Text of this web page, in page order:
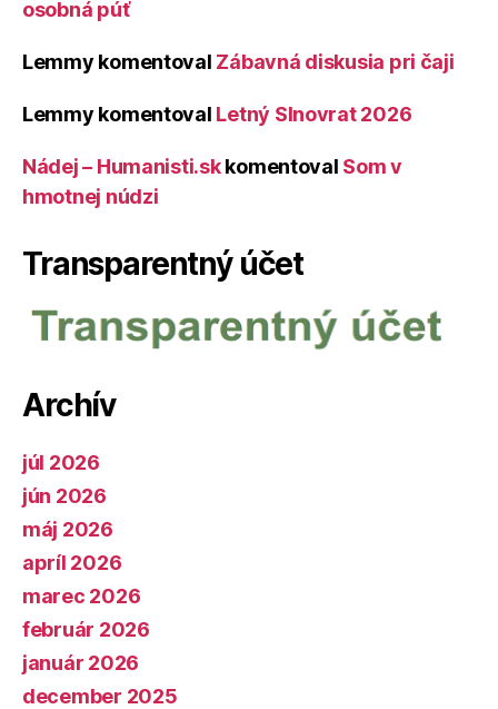
osobná púť
Lemmy komentoval Zábavná diskusia pri čaji
Lemmy komentoval Letný Slnovrat 2026
Nádej – Humanisti.skkomentoval Som v
hmotnej núdzi
Transparentný účet
Archív
júl 2026
jún 2026
máj 2026
apríl 2026
marec 2026
február 2026
január 2026
december 2025